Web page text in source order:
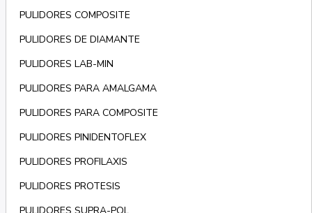
PULIDORES COMPOSITE
PULIDORES DE DIAMANTE
PULIDORES LAB-MIN
PULIDORES PARA AMALGAMA
PULIDORES PARA COMPOSITE
PULIDORES PINIDENTOFLEX
PULIDORES PROFILAXIS
PULIDORES PROTESIS